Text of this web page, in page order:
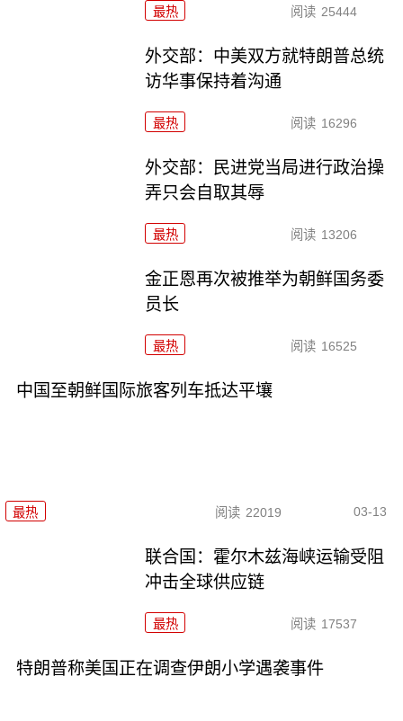
最热 阅读 25444
外交部：中美双方就特朗普总统
访华事保持着沟通
最热 阅读 16296
外交部：民进党当局进行政治操
弄只会自取其辱
最热 阅读 13206
金正恩再次被推举为朝鲜国务委
员长
最热 阅读 16525
中国至朝鲜国际旅客列车抵达平壤
最热 阅读 22019 03-13
联合国：霍尔木兹海峡运输受阻
冲击全球供应链
最热 阅读 17537
特朗普称美国正在调查伊朗小学遇袭事件